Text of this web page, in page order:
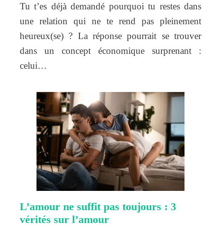
Tu t’es déjà demandé pourquoi tu restes dans
une relation qui ne te rend pas pleinement
heureux(se) ? La réponse pourrait se trouver
dans un concept économique surprenant :
celui…
L’amour ne suffit pas toujours : 3
vérités sur l’amour